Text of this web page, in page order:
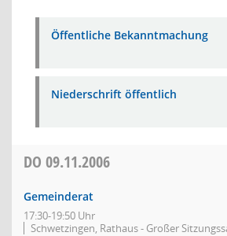
Öffentliche Bekanntmachung
Niederschrift öffentlich
DO 09.11.2006
Gemeinderat
17:30-19:50 Uhr
Schwetzingen, Rathaus - Großer